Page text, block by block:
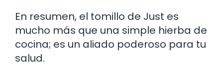
En resumen, el tomillo de Just es
mucho más que una simple hierba de
cocina; es un aliado poderoso para tu
salud.